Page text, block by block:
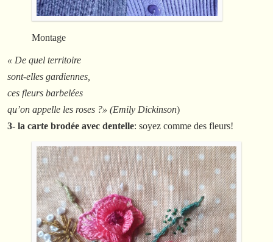
Montage
« De quel territoire
sont-elles gardiennes,
ces fleurs barbelées
qu’on appelle les roses ?» (Emily Dickinson)
3- la carte brodée avec dentelle: soyez comme des fleurs!